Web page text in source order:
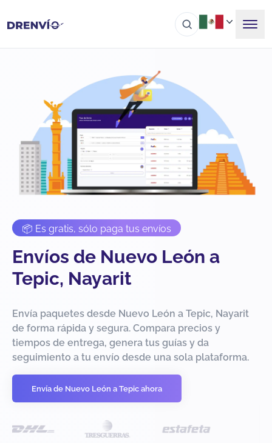
📦 Es gratis, sólo paga tus envíos
Envíos de Nuevo León a
Tepic, Nayarit
Envía paquetes desde Nuevo León a Tepic, Nayarit
de forma rápida y segura. Compara precios y
tiempos de entrega, genera tus guías y da
seguimiento a tu envío desde una sola plataforma.
Envía de Nuevo León a Tepic ahora